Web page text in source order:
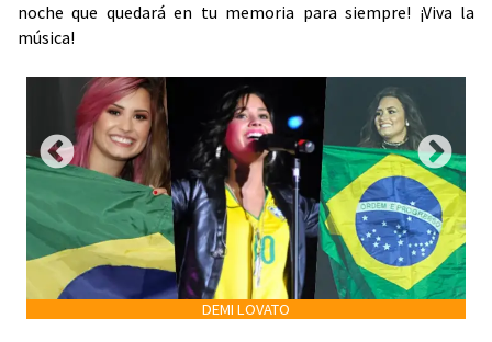
noche que quedará en tu memoria para siempre! ¡Viva la
música!
DEMI LOVATO